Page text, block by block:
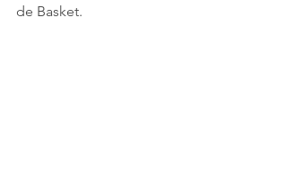
de Basket.